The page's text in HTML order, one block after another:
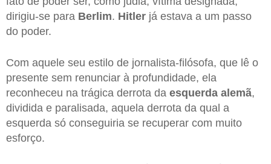
dirigiu-se para Berlim. Hitler já estava a um passo
do poder.
Com aquele seu estilo de jornalista-filósofa, que lê o
presente sem renunciar à profundidade, ela
reconheceu na trágica derrota da esquerda alemã,
dividida e paralisada, aquela derrota da qual a
esquerda só conseguiria se recuperar com muito
esforço.